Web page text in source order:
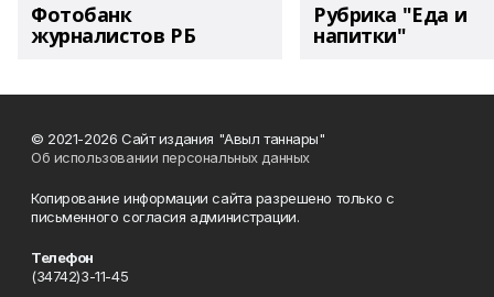
Фотобанк
журналистов РБ
Рубрика "Еда и
напитки"
© 2021-2026 Сайт издания "Авыл таннары"
Об использовании персональных данных
Копирование информации сайта разрешено только с
письменного согласия администрации.
Телефон
(34742)3-11-45